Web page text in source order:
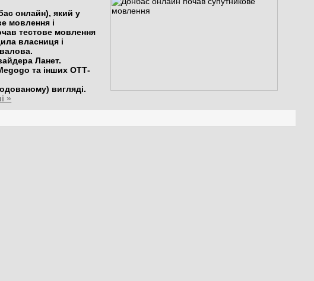
онлайн), який у
мовлення і
тестове мовлення
власниця і
Ланет.
та інших ОТТ-
вигляді.
»